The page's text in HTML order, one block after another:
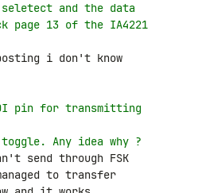
and the data
page 13 of the IA4221
i don't know
pin for transmitting
Any idea why ?
send through FSK
to transfer